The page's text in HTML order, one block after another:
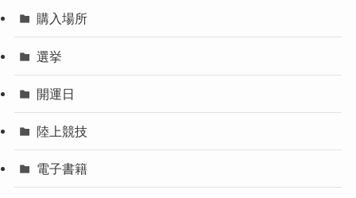
購入場所
選挙
開運日
陸上競技
電子書籍